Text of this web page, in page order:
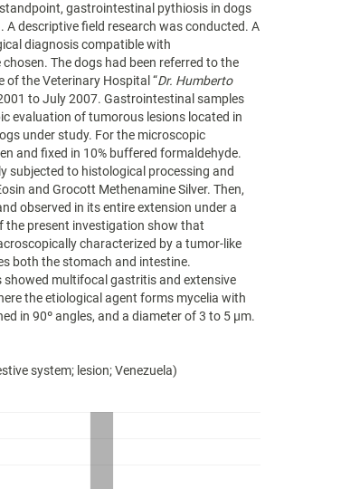
gastrointestinal pythiosis in dogs
A descriptive field research was conducted. A
diagnosis compatible with
The dogs had been referred to the
of the Veterinary Hospital “Dr. Humberto
to July 2007. Gastrointestinal samples
evaluation of tumorous lesions located in
under study. For the microscopic
and fixed in 10% buffered formaldehyde.
subjected to histological processing and
and Grocott Methenamine Silver. Then,
observed in its entire extension under a
the present investigation show that
characterized by a tumor-like
both the stomach and intestine.
showed multifocal gastritis and extensive
the etiological agent forms mycelia with
in 90º angles, and a diameter of 3 to 5 µm.
system; lesion; Venezuela)